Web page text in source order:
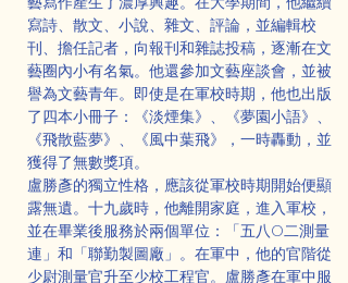
寫詩、散文、小說、雜文、評論，並編輯校
刊、擔任記者，向報刊和雜誌投稿，逐漸在文
藝圈內小有名氣。他還參加文藝座談會，並被
譽為文藝青年。即使是在軍校時期，他也出版
了四本小冊子：《淡煙集》、《夢園小語》、
《飛散藍夢》、《風中葉飛》，一時轟動，並
獲得了無數獎項。
盧勝彥的獨立性格，應該從軍校時期開始便顯
露無遺。十九歲時，他離開家庭，進入軍校，
並在畢業後服務於兩個單位：「五八O二測量
連」和「聯勤製圖廠」。在軍中，他的官階從
少尉測量官升至少校工程官。盧勝彥在軍中服